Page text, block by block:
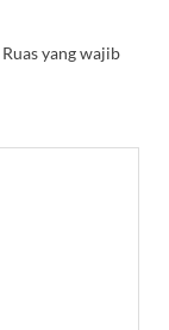
Ruas yang wajib